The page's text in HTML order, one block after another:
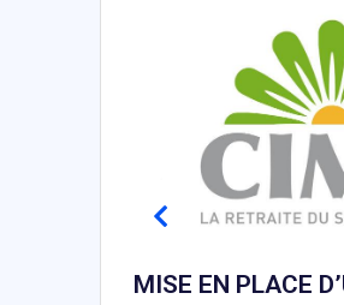
MISE EN PLACE